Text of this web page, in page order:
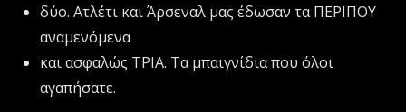
δύο. Ατλέτι και Άρσεναλ μας έδωσαν τα ΠΕΡΙΠΟΥ
αναμενόμενα
και ασφαλώς ΤΡΙΑ. Τα μπαιγνίδια που όλοι
αγαπήσατε.